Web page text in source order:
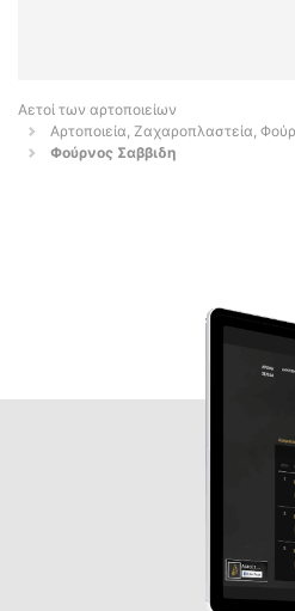
Αετοί των αρτοποιείων
Αρτοποιεία, Ζαχαροπλαστεία,
Φούρνος Σαββιδη